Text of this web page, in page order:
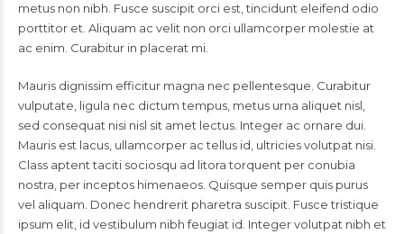
metus non nibh. Fusce suscipit orci est, tincidunt eleifend odio
porttitor et. Aliquam ac velit non orci ullamcorper molestie at
ac enim. Curabitur in placerat mi.
Mauris dignissim efficitur magna nec pellentesque. Curabitur
vulputate, ligula nec dictum tempus, metus urna aliquet nisl,
sed consequat nisi nisl sit amet lectus. Integer ac ornare dui.
Mauris est lacus, ullamcorper ac tellus id, ultricies volutpat nisi.
Class aptent taciti sociosqu ad litora torquent per conubia
nostra, per inceptos himenaeos. Quisque semper quis purus
vel aliquam. Donec hendrerit pharetra suscipit. Fusce tristique
ipsum elit, id vestibulum nibh feugiat id. Integer volutpat nibh et